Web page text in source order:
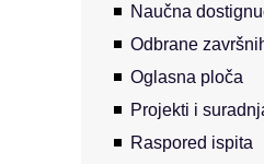
Naučna
Odbrane
Oglasna ploča
Projekti i
Raspored ispita